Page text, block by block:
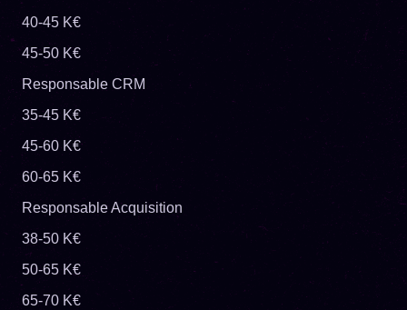
40-45 K€
45-50 K€
Responsable CRM
35-45 K€
45-60 K€
60-65 K€
Responsable Acquisition
38-50 K€
50-65 K€
65-70 K€